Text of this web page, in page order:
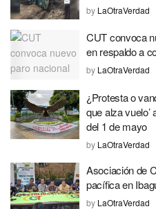
by LaOtraVerdad
CUT convoca
en respaldo a
by LaOtraVerdad
¿Protesta o
que alza
del 1 de mayo
by LaOtraVerdad
Asociación de
pacífica en
by LaOtraVerdad